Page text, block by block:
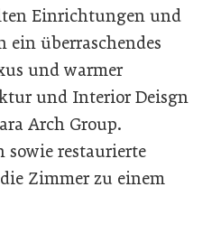
Einrichtungen und
ein überraschendes
und warmer
und Interior Deisgn
Arch Group.
sowie restaurierte
Zimmer zu einem